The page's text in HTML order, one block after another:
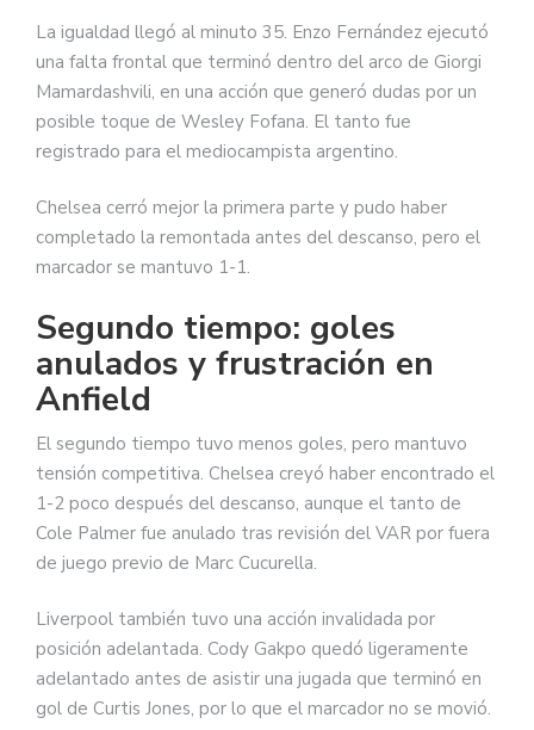
La igualdad llegó al minuto 35. Enzo Fernández ejecutó
una falta frontal que terminó dentro del arco de Giorgi
Mamardashvili, en una acción que generó dudas por un
posible toque de Wesley Fofana. El tanto fue
registrado para el mediocampista argentino.
Chelsea cerró mejor la primera parte y pudo haber
completado la remontada antes del descanso, pero el
marcador se mantuvo 1-1.
Segundo tiempo: goles
anulados y frustración en
Anfield
El segundo tiempo tuvo menos goles, pero mantuvo
tensión competitiva. Chelsea creyó haber encontrado el
1-2 poco después del descanso, aunque el tanto de
Cole Palmer fue anulado tras revisión del VAR por fuera
de juego previo de Marc Cucurella.
Liverpool también tuvo una acción invalidada por
posición adelantada. Cody Gakpo quedó ligeramente
adelantado antes de asistir una jugada que terminó en
gol de Curtis Jones, por lo que el marcador no se movió.